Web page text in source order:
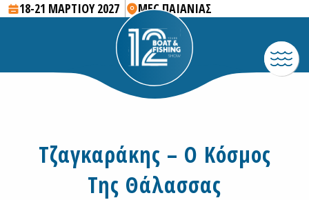
18-21 ΜΑΡΤΙΟΥ 2027 MEC ΠΑΙΑΝΙΑΣ
Τζαγκαράκης – Ο Κόσμος
Της Θάλασσας